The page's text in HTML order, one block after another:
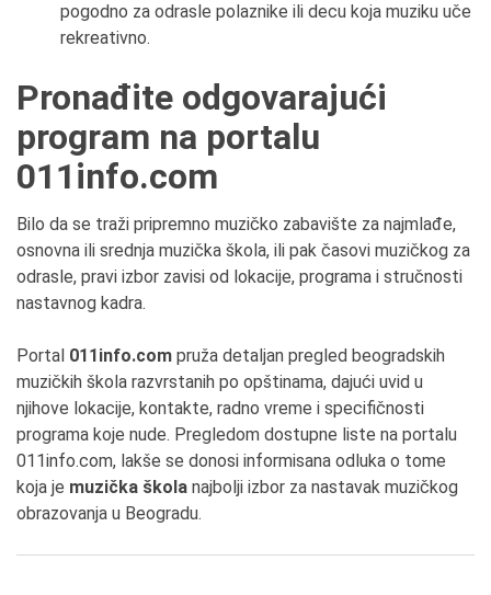
pogodno za odrasle polaznike ili decu koja muziku uče
rekreativno.
Pronađite odgovarajući
program na portalu
011info.com
Bilo da se traži pripremno muzičko zabavište za najmlađe,
osnovna ili srednja muzička škola, ili pak časovi muzičkog za
odrasle, pravi izbor zavisi od lokacije, programa i stručnosti
nastavnog kadra.
Portal 011info.com pruža detaljan pregled beogradskih
muzičkih škola razvrstanih po opštinama, dajući uvid u
njihove lokacije, kontakte, radno vreme i specifičnosti
programa koje nude. Pregledom dostupne liste na portalu
011info.com, lakše se donosi informisana odluka o tome
koja je muzička škola najbolji izbor za nastavak muzičkog
obrazovanja u Beogradu.